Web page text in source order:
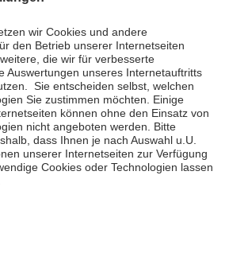
Nervenschäden nicht
Folge ist eine anhaltende
Muskelschwund.
der Anatomie und Funktion des
ist für die Diagnose und
Fachkräfte nutzen modernste
um die betroffenen Strukturen
abgestimmt zu behandeln.